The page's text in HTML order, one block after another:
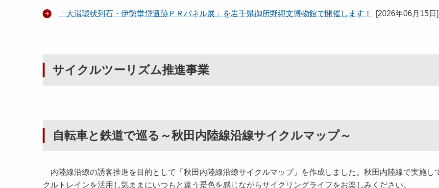
「大湯環状列石・伊勢堂岱遺跡ＰＲパネル展」を岩手県御所野縄文博物館で開催します！ [2026年06月15日 ]
サイクルツーリズム推進事業
自転車と鉄道で巡る～秋田内陸線沿線サイクルマップ～
内陸線沿線の誘客推進を目的として「秋田内陸線沿線サイクルマップ」を作成しました。秋田内陸線で実施し
クルトレインを活用し気ままにいつもと違う景色を感じながらサイクリングライフをお楽しみください。